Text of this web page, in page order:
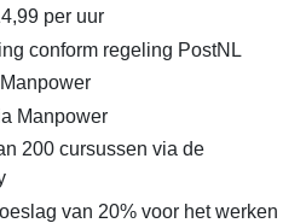
per uur
conform regeling PostNL
Manpower
200 cursussen via de
van 20% voor het werken